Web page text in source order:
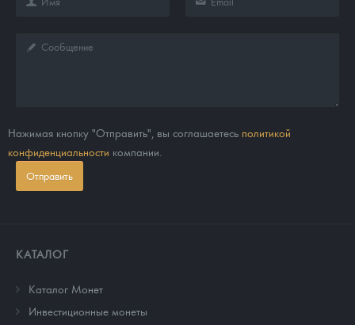
Нажимая кнопку "Отправить", вы соглашаетесь политикой
конфиденциальности компании.
Отправить
КАТАЛОГ
Каталог Монет
Инвестиционные монеты